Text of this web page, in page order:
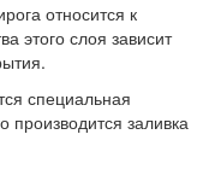
относится к
этого слоя зависит
специальная
производится заливка